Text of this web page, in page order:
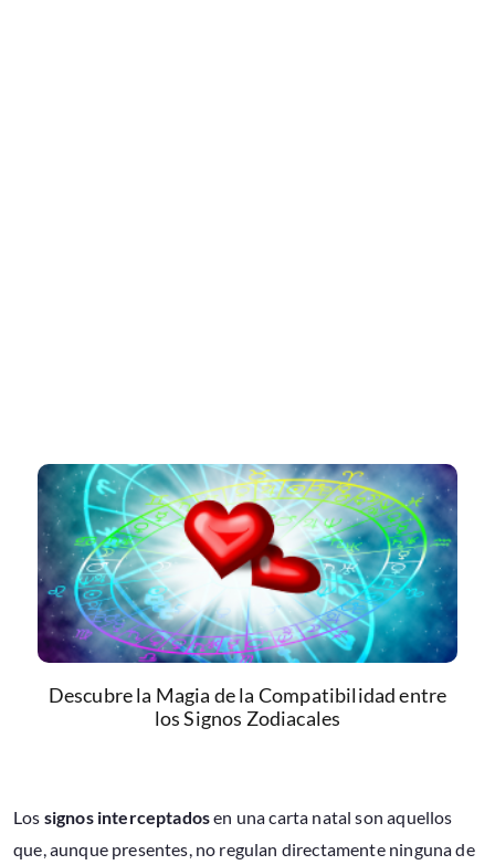
Descubre la Magia de la Compatibilidad entre
los Signos Zodiacales
Los signos interceptadosen una carta natal son aquellos
que, aunque presentes, no regulan directamente ninguna de